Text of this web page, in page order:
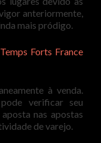
anteriormente,
mais pródigo.
Forts France
à venda.
verificar seu
nas apostas
de varejo.